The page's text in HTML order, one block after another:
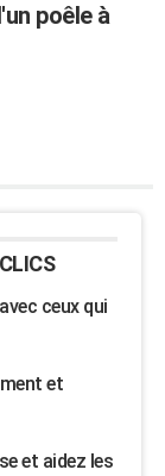
poêle à
ceux qui
et
et aidez les